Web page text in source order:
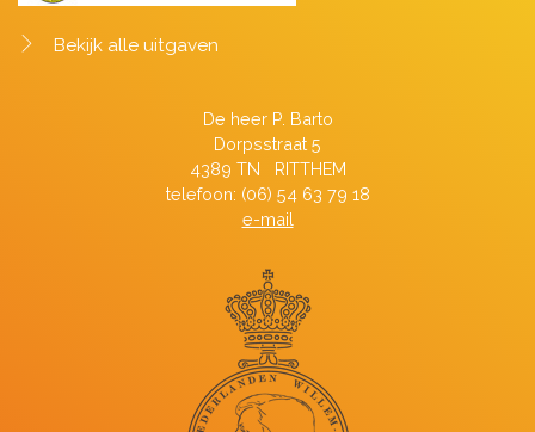
Bekijk alle uitgaven
De heer P. Barto
Dorpsstraat 5
4389 TN RITTHEM
telefoon: (06) 54 63 79 18
e-mail